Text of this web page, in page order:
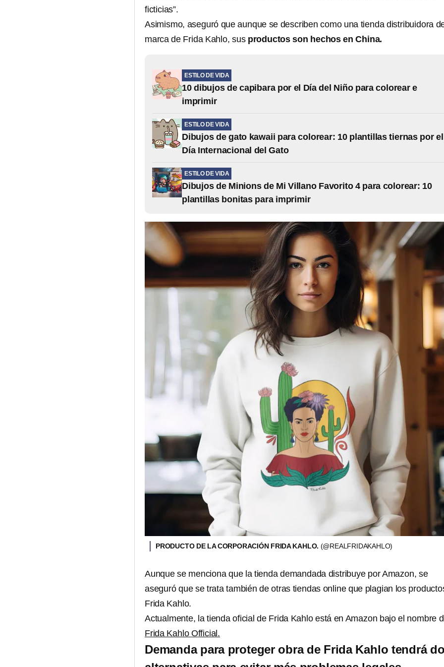
ficticias”.
Asimismo, aseguró que aunque se describen como una tienda distribuidora
marca de Frida Kahlo, sus productos son hechos en China.
ESTILO DE VIDA
10 dibujos de capibara por el Día del Niño para colorear e
imprimir
ESTILO DE VIDA
Dibujos de gato kawaii para colorear: 10 plantillas tiernas por el
Día Internacional del Gato
ESTILO DE VIDA
Dibujos de Minions de Mi Villano Favorito 4 para colorear: 10
plantillas bonitas para imprimir
PRODUCTO DE LA CORPORACIÓN FRIDA KAHLO. (@REALFRIDAKAHLO)
Aunque se menciona que la tienda demandada distribuye por Amazon, se
aseguró que se trata también de otras tiendas online que plagian los
Frida Kahlo.
Actualmente, la tienda oficial de Frida Kahlo está en Amazon bajo el nombre
Frida Kahlo Official.
Demanda para proteger obra de Frida Kahlo tendrá